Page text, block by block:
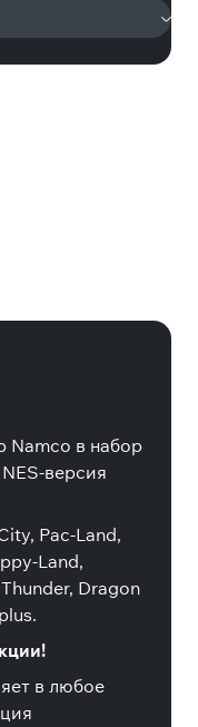
Namco в набор
версия
Pac-Land,
Land,
Dragon
в любое